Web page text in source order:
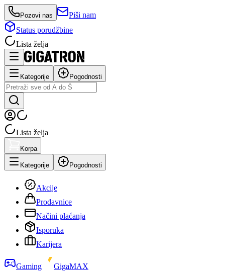
Pozovi nas
Piši nam
Status porudžbine
Lista želja
Kategorije Pogodnosti
Lista želja
Korpa
Kategorije Pogodnosti
Akcije
Prodavnice
Načini plaćanja
Isporuka
Karijera
Gaming
GigaMAX